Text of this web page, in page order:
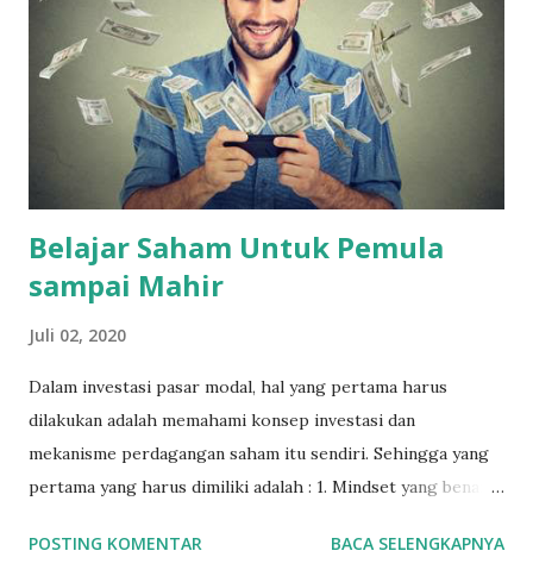
blog ini sebelumnya. Boleh dilihat di link berikut ini Apa Itu
Saham Blue Chip ? Sudah pasti ya Saham First Liner adalah
perusahaan-perusahaan matang yang sudah mencatatkan
kinerja positif sepanjang tahun. Produk-produknya juga
sangat dikenal luas di masyarakat. Contoh perusahaan-
Belajar Saham Untuk Pemula
sampai Mahir
Juli 02, 2020
Dalam investasi pasar modal, hal yang pertama harus
dilakukan adalah memahami konsep investasi dan
mekanisme perdagangan saham itu sendiri. Sehingga yang
pertama yang harus dimiliki adalah : 1. Mindset yang benar
akan sangat sulit berhasil di pasar modal. Pasar Modal
POSTING KOMENTAR BACA SELENGKAPNYA